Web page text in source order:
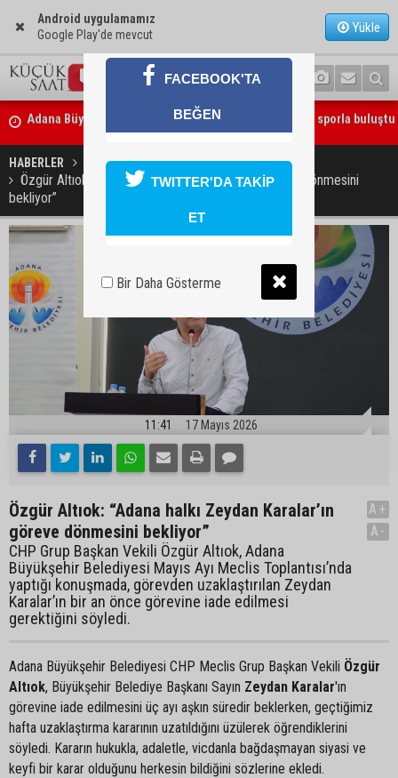
Android uygulamamız
Google Play'de mevcut
Yükle
Beşiktaş dosyasında iki tahliye: Özcan Zenger ve Utku Caner
bırakıldı
HABERLER SİYASET
Özgür Altıok: “Adana halkı Zeydan Karalar’ın göreve dönmesini
bekliyor”
11:41 17 Mayıs 2026
Özgür Altıok: “Adana halkı Zeydan Karalar’ın
göreve dönmesini bekliyor”
CHP Grup Başkan Vekili Özgür Altıok, Adana
Büyükşehir Belediyesi Mayıs Ayı Meclis Toplantısı’nda
yaptığı konuşmada, görevden uzaklaştırılan Zeydan
Karalar’ın bir an önce görevine iade edilmesi
gerektiğini söyledi.
A+
A-
Adana Büyükşehir Belediyesi CHP Meclis Grup Başkan Vekili Özgür
Altıok, Büyükşehir Belediye Başkanı Sayın Zeydan Karalar'ın
görevine iade edilmesini üç ayı aşkın süredir beklerken, geçtiğimiz
hafta uzaklaştırma kararının uzatıldığını üzülerek öğrendiklerini
söyledi. Kararın hukukla, adaletle, vicdanla bağdaşmayan siyasi ve
keyfi bir karar olduğunu herkesin bildiğini sözlerine ekledi.
FACEBOOK'TA
BEĞEN
TWITTER'DA TAKİP
ET
Bir Daha Gösterme